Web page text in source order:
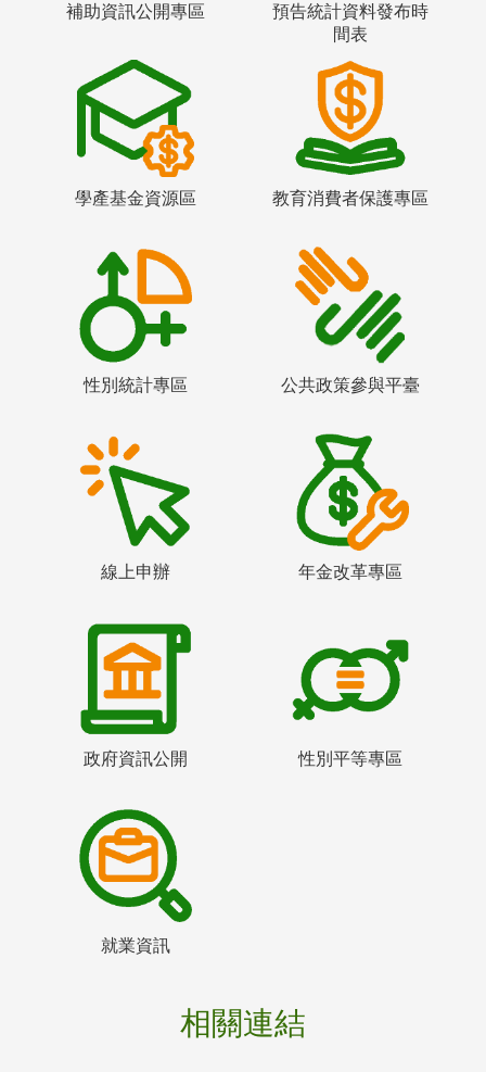
補助資訊公開專區
預告統計資料發布時
間表
學產基金資源區 教育消費者保護專區
性別統計專區 公共政策參與平臺
線上申辦 年金改革專區
政府資訊公開 性別平等專區
就業資訊
相關連結